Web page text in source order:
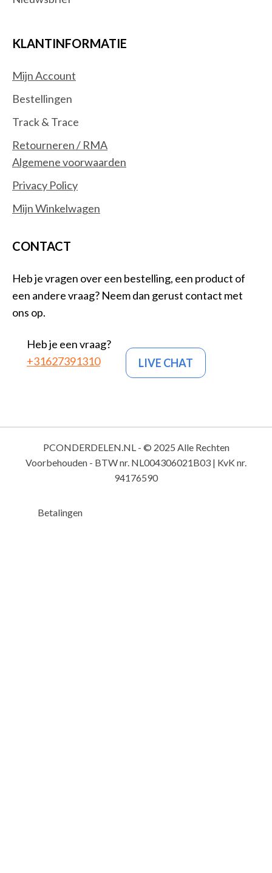
KLANTINFORMATIE
Mijn Account
Bestellingen
Track & Trace
Retourneren / RMA
Algemene voorwaarden
Privacy Policy
Mijn Winkelwagen
CONTACT
Heb je vragen over een bestelling, een product of
een andere vraag? Neem dan gerust contact met
ons op.
Heb je een vraag?
+31627391310
LIVE CHAT
PCONDERDELEN.NL - © 2025 Alle Rechten
Voorbehouden - BTW nr. NL004306021B03 | KvK nr.
94176590
Betalingen